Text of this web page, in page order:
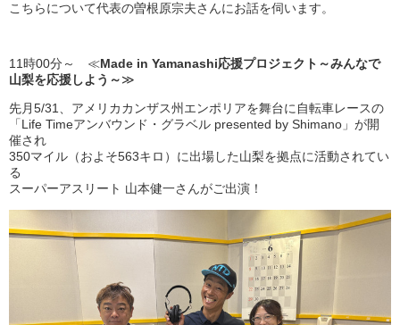
こちらについて代表の曽根原宗夫さんにお話を伺います。
11時00分～ ≪Made in Yamanashi応援プロジェクト～みんなで
山梨を応援しよう～≫
先月5/31、アメリカカンザス州エンポリアを舞台に自転車レースの
「Life Timeアンバウンド・グラベル presented by Shimano」が開
催され
350マイル（およそ563キロ）に出場した山梨を拠点に活動されてい
る
スーパーアスリート 山本健一さんがご出演！